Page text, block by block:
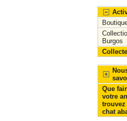
Burgos
Que
votre
chat